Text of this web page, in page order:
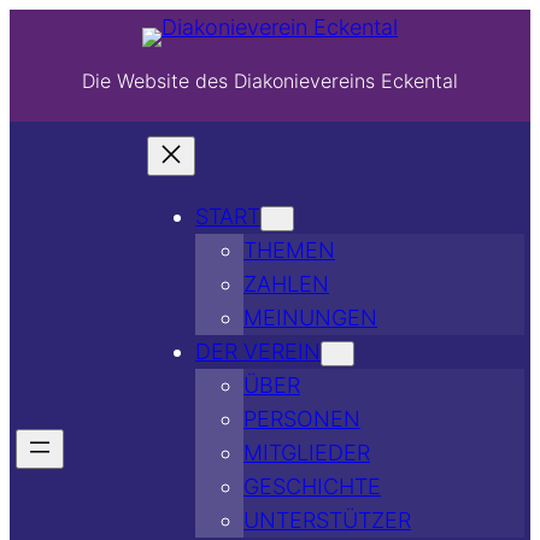
Die Website des Diakonievereins Eckental
START
THEMEN
ZAHLEN
MEINUNGEN
DER VEREIN
ÜBER
PERSONEN
MITGLIEDER
GESCHICHTE
UNTERSTÜTZER